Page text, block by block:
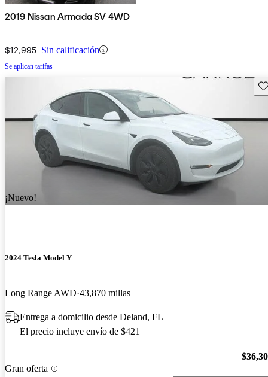
2019 Nissan Armada SV 4WD
$12,995 Sin calificación
Se aplican tarifas
¡Nuevo!
2024 Tesla Model Y
Long Range AWD 43,870 millas
Entrega a domicilio desde Deland, FL
El precio incluye envío de $421
Gran oferta